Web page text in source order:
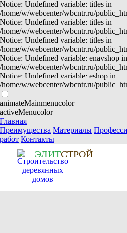
Notice: Undefined variable: titles in
/home/w/webcenter/wbcntr.ru/
Notice: Undefined variable: titles in
/home/w/webcenter/wbcntr.ru/
Notice: Undefined variable: titles in
/home/w/webcenter/wbcntr.ru/
Notice: Undefined variable: enavshop in
/home/w/webcenter/wbcntr.ru/
Notice: Undefined variable: eshop in
/home/w/webcenter/wbcntr.ru/
animateMainmenucolor
activeMenucolor
Главная
Преимущества Материалы
работ Контакты
ЭЛИТСТРОЙ